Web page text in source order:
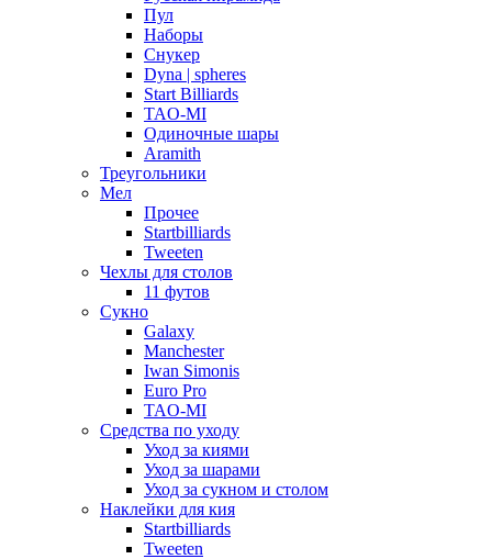
Пул
Наборы
Снукер
Dyna | spheres
Start Billiards
TAO-MI
Одиночные шары
Aramith
Треугольники
Мел
Прочее
Startbilliards
Tweeten
Чехлы для столов
11 футов
Сукно
Galaxy
Manchester
Iwan Simonis
Euro Pro
TAO-MI
Средства по уходу
Уход за киями
Уход за шарами
Уход за сукном и столом
Наклейки для кия
Startbilliards
Tweeten